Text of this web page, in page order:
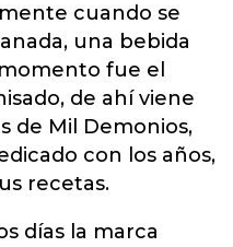
cuando se
una bebida
fue el
de ahí viene
de Mil Demonios,
con los años,
recetas.
días la marca